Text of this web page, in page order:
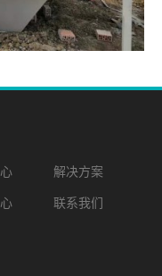
解决方案
联系我们